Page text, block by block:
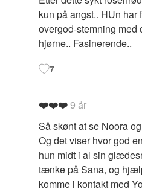
kun på angst.. HUn har
overgod-stemning med
hjørne.. Fasinerende..
7
❤️❤️❤️9 år
Så skønt at se Noora
Og det viser hvor god
hun midt i al sin
tænke på Sana, og
komme i kontakt med